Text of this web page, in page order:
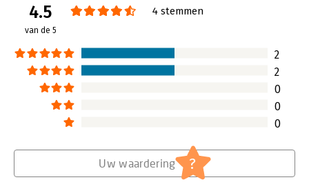
en zelfcompassie. Zo kom je tot
Lees verder
4.5
van de 5
4 stemmen
2
2
0
0
0
Uw waardering ?